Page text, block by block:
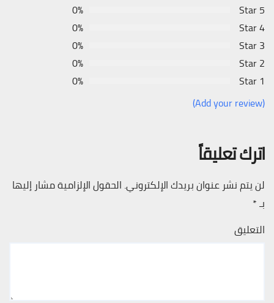
5 Star
0%
4 Star
0%
3 Star
0%
2 Star
0%
1 Star
0%
(Add your review)
اترك تعليقاً
لن يتم نشر عنوان بريدك الإلكتروني. الحقول الإلزامية مشار إليها
بـ*
التعليق